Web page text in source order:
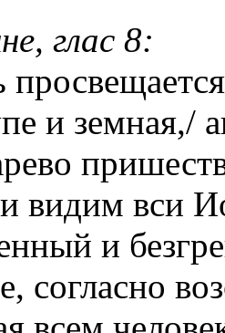
глас 8:
и земная,/
видим вси
и
согласно